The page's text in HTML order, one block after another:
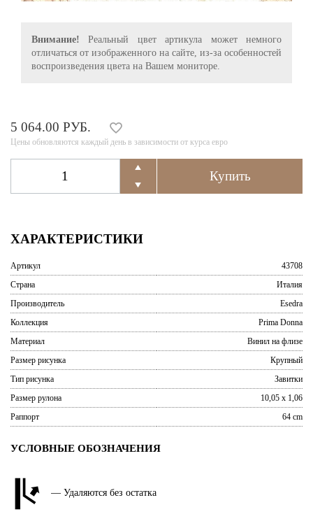
Внимание! Реальный цвет артикула может немного
отличаться от изображенного на сайте, из-за особенностей
воспроизведения цвета на Вашем мониторе.
5 064.00 РУБ.
Цены обновляются каждый день в зависимости от курса евро
ХАРАКТЕРИСТИКИ
Артикул
43708
Страна
Италия
Производитель
Esedra
Коллекция
Prima Donna
Материал
Винил на флизе
Размер рисунка
Крупный
Тип рисунка
Завитки
Размер рулона
10,05 x 1,06
Раппорт
64 cm
УСЛОВНЫЕ ОБОЗНАЧЕНИЯ
— Удаляются без остатка